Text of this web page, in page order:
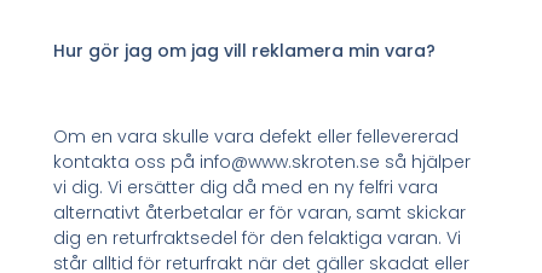
Hur gör jag om jag vill reklamera min vara?
Om en vara skulle vara defekt eller fellevererad
kontakta oss på info@www.skroten.se så hjälper
vi dig. Vi ersätter dig då med en ny felfri vara
alternativt återbetalar er för varan, samt skickar
dig en returfraktsedel för den felaktiga varan. Vi
står alltid för returfrakt när det gäller skadat eller